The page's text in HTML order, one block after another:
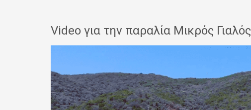
Video για την παραλία Μικρός Γιαλός